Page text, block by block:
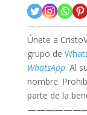
Únete a
grupo de
WhatsApp. Al
nombre.
parte de la